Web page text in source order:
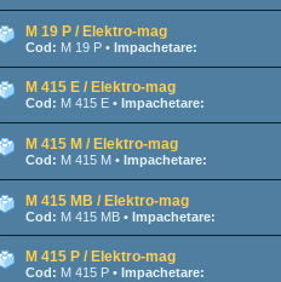
M 19 P / Elektro-mag
Cod: M 19 P • Impachetare:
M 415 E / Elektro-mag
Cod: M 415 E • Impachetare:
M 415 M / Elektro-mag
Cod: M 415 M • Impachetare:
M 415 MB / Elektro-mag
Cod: M 415 MB • Impachetare:
M 415 P / Elektro-mag
Cod: M 415 P • Impachetare: